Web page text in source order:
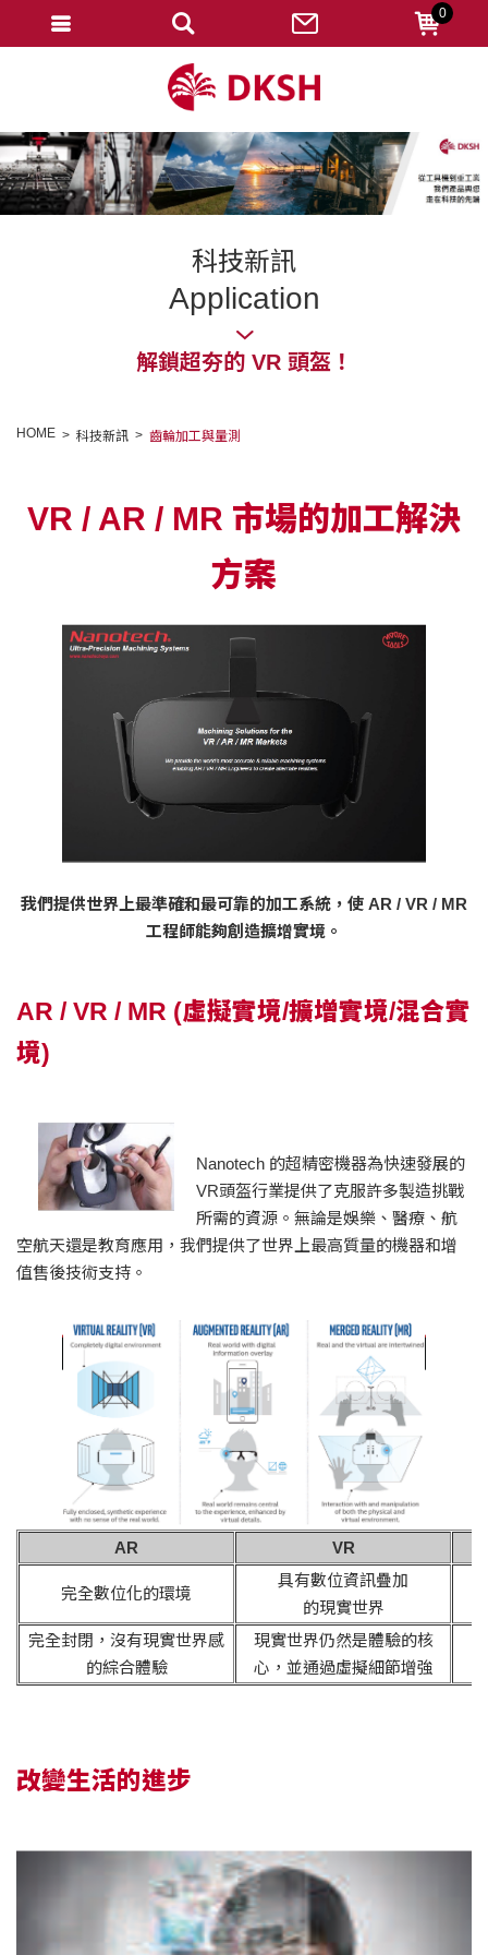
科技新訊
Application
解鎖超夯的 VR 頭盔！
HOME 科技新訊 齒輪加工與量測
VR / AR / MR 市場的加工解決
方案
我們提供世界上最準確和最可靠的加工系統，使 AR / VR / MR
工程師能夠創造擴增實境。
AR / VR / MR (虛擬實境/擴增實境/混合實
境)
Nanotech 的超精密機器為快速發展的
VR頭盔行業提供了克服許多製造挑戰
所需的資源。無論是娛樂、醫療、航
空航天還是教育應用，我們提供了世界上最高質量的機器和增
值售後技術支持。
AR VR
完全數位化的環境
具有數位資訊疊加
的現實世界
完全封閉，沒有現實世界感
的綜合體驗
現實世界仍然是體驗的核
心，並通過虛擬細節增強
改變生活的進步
0
忘記密碼
變更密碼
修改個人資料
我的收藏
匯款通知